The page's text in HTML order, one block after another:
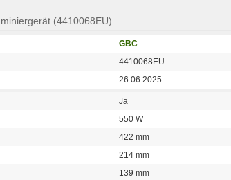
(4410068EU)
GBC
4410068EU
26.06.2025
Ja
550 W
422 mm
214 mm
139 mm